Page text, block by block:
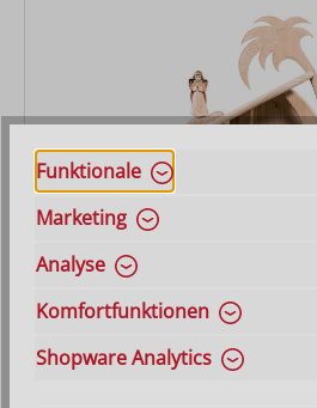
Krippenset Artis mit Stall
Regulärer Preis:
524,00 €
Funktionale
Marketing
Analyse
Komfortfunktionen
Shopware Analytics